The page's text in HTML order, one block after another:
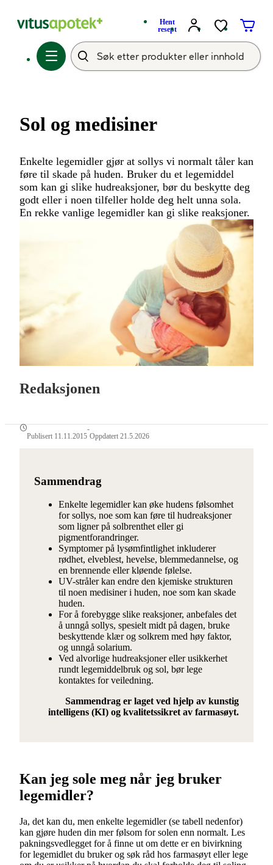
Hent
resept
Sol og medisiner
Enkelte legemidler gjør at sollys vi normalt tåler kan
føre til skade på huden. Bruker du et legemiddel
som kan gi slike hudreaksjoner, bør du beskytte deg
godt eller i noen tilfeller holde deg helt unna sola.
En rekke vanlige legemidler kan gi slike reaksjoner.
Redaksjonen
Publisert 11.11.2015
-
Oppdatert 21.5.2026
Sammendrag
Enkelte legemidler kan øke hudens følsomhet
for sollys, noe som kan føre til hudreaksjoner
som ligner på solbrenthet eller gi
pigmentforandringer.
Symptomer på lysømfintlighet inkluderer
rødhet, elveblest, hevelse, blemmedannelse, og
en brennende eller kløende følelse.
UV-stråler kan endre den kjemiske strukturen
til noen medisiner i huden, noe som kan skade
huden.
For å forebygge slike reaksjoner, anbefales det
å unngå sollys, spesielt midt på dagen, bruke
beskyttende klær og solkrem med høy faktor,
og unngå solarium.
Ved alvorlige hudreaksjoner eller usikkerhet
rundt legemiddelbruk og sol, bør lege
kontaktes for veiledning.
Sammendrag er laget ved hjelp av kunstig
intelligens (KI) og kvalitetssikret av farmasøyt.
Kan jeg sole meg når jeg bruker
legemidler?
Ja, det kan du, men enkelte legemidler (se tabell nedenfor)
kan gjøre huden din mer følsom for solen enn normalt. Les
pakningsvedlegget for å finne ut om dette er en bivirkning
for legemidlet du bruker og søk råd hos farmasøyt eller lege